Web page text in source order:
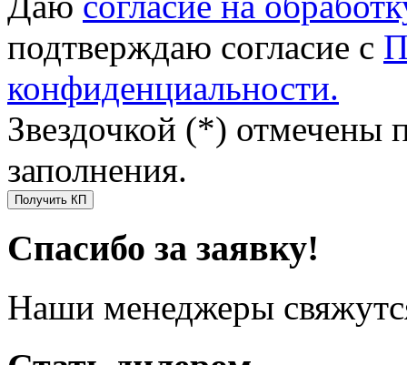
подтверждаю согласие с
конфиденциальности.
Звездочкой (*) отмечены
заполнения.
Получить КП
Спасибо за заявку!
Наши менеджеры